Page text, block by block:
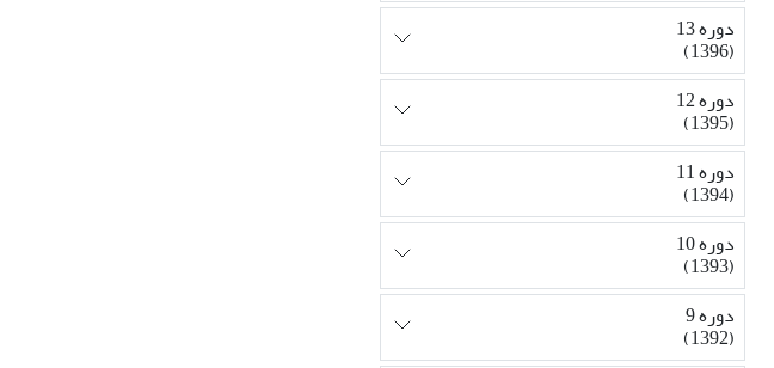
دوره 13
(1396)
دوره 12
(1395)
دوره 11
(1394)
دوره 10
(1393)
دوره 9
(1392)